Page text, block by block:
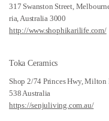
317 Swanston Street,
ria, Australia 3000
http://www.shophikarilife.com/
Toka Ceramics
Shop 2/74 Princes Hwy, Milton
538 Australia
https://senjuliving.com.au/